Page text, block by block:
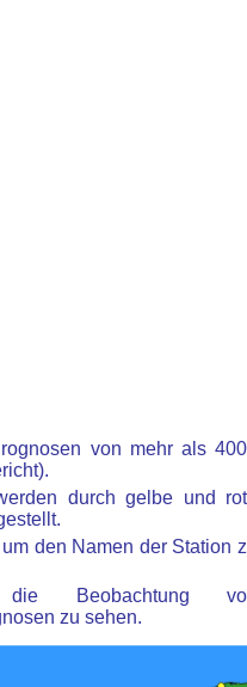
von mehr als
durch gelbe und
den Namen der Station
Beobachtung
zu sehen.